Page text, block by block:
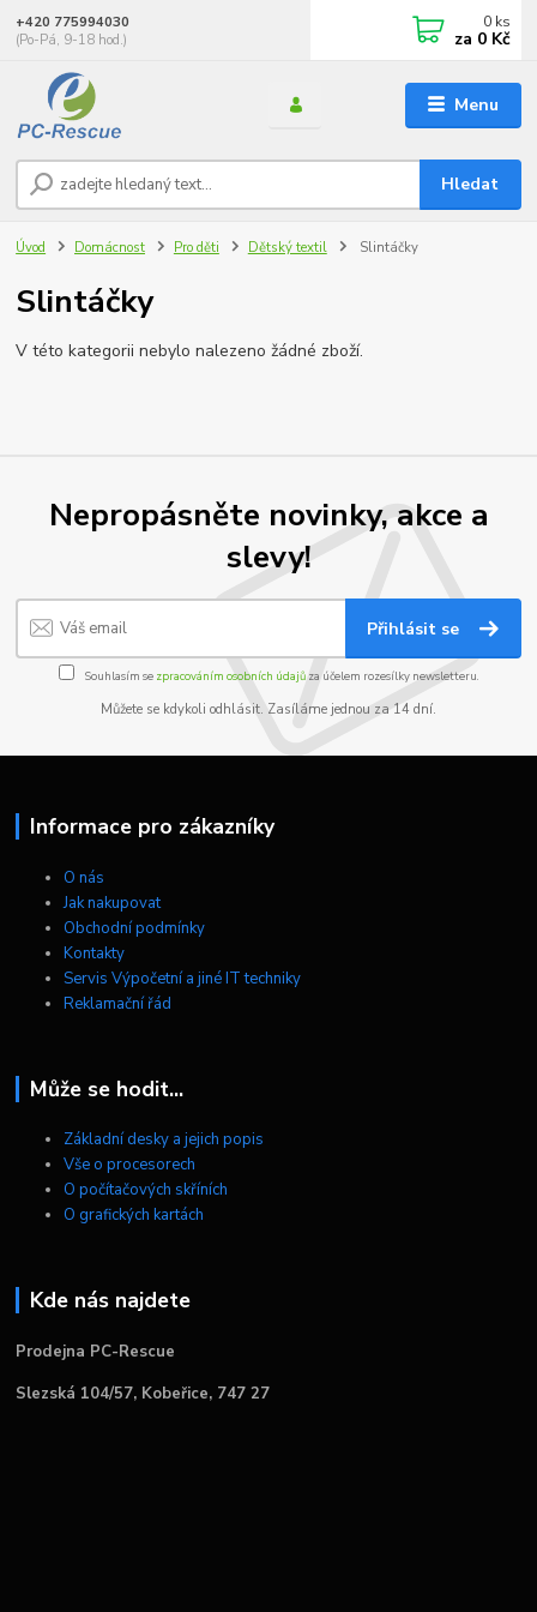
Menu
Hledat
+420 775994030
(Po-Pá, 9-18 hod.)
0 ks
za 0 Kč
Úvod Domácnost Pro děti Dětský textil Slintáčky
Slintáčky
V této kategorii nebylo nalezeno žádné zboží.
Nepropásněte novinky, akce a
slevy!
Přihlásit se
Souhlasím se zpracováním osobních údajůza účelem rozesílky newsletteru.
Můžete se kdykoli odhlásit. Zasíláme jednou za 14 dní.
Informace pro zákazníky
O nás
Jak nakupovat
Obchodní podmínky
Kontakty
Servis Výpočetní a jiné IT techniky
Reklamační řád
Může se hodit...
Základní desky a jejich popis
Vše o procesorech
O počítačových skříních
O grafických kartách
Kde nás najdete
Prodejna PC-Rescue
Slezská 104/57, Kobeřice, 747 27